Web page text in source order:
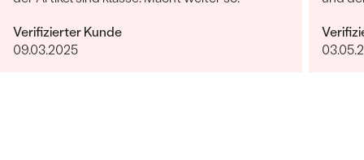
Verifizierter Kunde
09.03.2025